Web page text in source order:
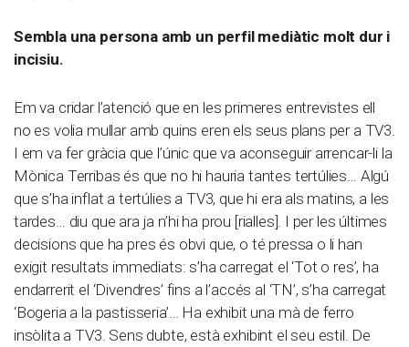
Sembla una persona amb un perfil mediàtic molt dur i
incisiu.
Em va cridar l’atenció que en les primeres entrevistes ell
no es volia mullar amb quins eren els seus plans per a TV3.
I em va fer gràcia que l’únic que va aconseguir arrencar-li la
Mònica Terribas és que no hi hauria tantes tertúlies… Algú
que s’ha inflat a tertúlies a TV3, que hi era als matins, a les
tardes… diu que ara ja n’hi ha prou [rialles]. I per les últimes
decisions que ha pres és obvi que, o té pressa o li han
exigit resultats immediats: s’ha carregat el ‘Tot o res’, ha
endarrerit el ‘Divendres’ fins a l’accés al ‘TN’, s’ha carregat
‘Bogeria a la pastisseria’… Ha exhibit una mà de ferro
insòlita a TV3. Sens dubte, està exhibint el seu estil. De